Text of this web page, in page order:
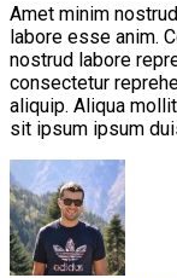
Amet minim
labore esse anim.
nostrud labore
consectetur
aliquip. Aliqua
sit ipsum ipsum